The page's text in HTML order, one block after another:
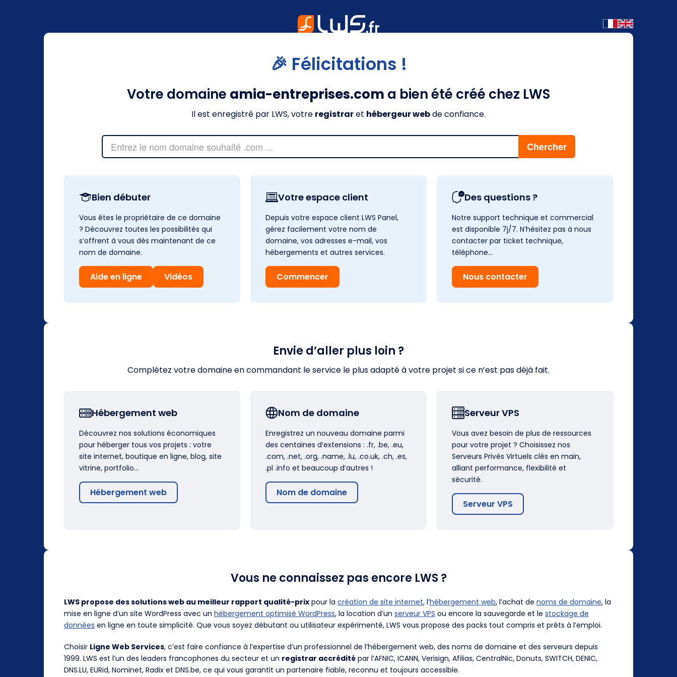
🎉 Félicitations !
Votre domaine amia-entreprises.com a bien été créé chez LWS
Il est enregistré par LWS, votre registraret hébergeur webde confiance.
Bien débuter
Vous êtes le propriétaire de ce domaine
? Découvrez toutes les possibilités qui
s’offrent à vous dès maintenant de ce
nom de domaine.
Aide en ligne Vidéos
Votre espace client
Depuis votre espace client LWS Panel,
gérez facilement votre nom de
domaine, vos adresses e-mail, vos
hébergements et autres services.
Commencer
Des questions ?
Notre support technique et commercial
est disponible 7j/7. N’hésitez pas à nous
contacter par ticket technique,
téléphone…
Nous contacter
Envie d’aller plus loin ?
Complétez votre domaine en commandant le service le plus adapté à votre projet si ce n’est pas déjà fait.
Hébergement web
Découvrez nos solutions économiques
pour héberger tous vos projets : votre
site internet, boutique en ligne, blog, site
vitrine, portfolio…
Hébergement web
Nom de domaine
Enregistrez un nouveau domaine parmi
des centaines d’extensions : .fr, .be, .eu,
.com, .net, .org, .name, .lu, .co.uk, .ch, .es,
.pl .info et beaucoup d’autres !
Nom de domaine
Serveur VPS
Vous avez besoin de plus de ressources
pour votre projet ? Choisissez nos
Serveurs Privés Virtuels clés en main,
alliant performance, flexibilité et
sécurité.
Serveur VPS
Vous ne connaissez pas encore LWS ?
LWS propose des solutions web au meilleur rapport qualité-prix pour la création de site internet, l’hébergement web, l’achat de noms de domaine, la
mise en ligne d’un site WordPress avec un hébergement optimisé WordPress, la location d’un serveur VPS ou encore la sauvegarde et le stockage de
données en ligne en toute simplicité. Que vous soyez débutant ou utilisateur expérimenté, LWS vous propose des packs tout compris et prêts à l’emploi.
Choisir Ligne Web Services, c’est faire confiance à l’expertise d’un professionnel de l’hébergement web, des noms de domaine et des serveurs depuis
1999. LWS est l’un des leaders francophones du secteur et un registrar accrédité par l’AFNIC, ICANN, Verisign, Afilias, CentralNic, Donuts, SWITCH, DENIC,
DNS.LU, EURid, Nominet, Radix et DNS.be, ce qui vous garantit un partenaire fiable, reconnu et toujours accessible.